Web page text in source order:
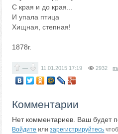
С края и до края...
И упала птица
Хищная, степная!
1878г.
— 11.01.2015 17:19 2932
Комментарии
Нет комментариев. Ваш будет
Войдите илизарегистрируйтесь